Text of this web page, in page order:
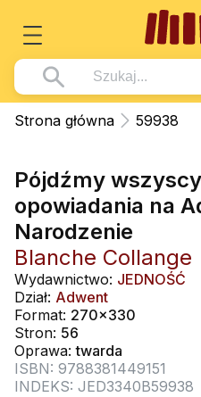
Książki
Wszystko z kategorii -
Pismo Święte
Kościół Katolicki
Duszpasterstwo
Teologia
Życie chrześcijańskie
Duchowość
Literatura piękna
Wszystko z kategorii -
DVD
CD-ROM
Muzyka
Rekolekcje i inne na CD
Śpiew i modlitwa
Muzyka klasyczna
Dla Dzieci
Wszystko z kategorii - Dla
Literatura (D)
Płyty, DVD (D)
Podręczniki i pomoce
Podręczniki
Wszystko z kategorii -
Podręczniki i pomoce
Zabawa i Nauka
Nowości
Zaloguj się
Strona główna
59938
Pójdźmy
opowiadania na
Narodzenie
Blanche Collange
Wydawnictwo: JEDNOŚĆ
Dział: Adwent
Format: 270x330
Stron: 56
Oprawa:twarda
ISBN: 9788381449151
INDEKS: JED3340B59938